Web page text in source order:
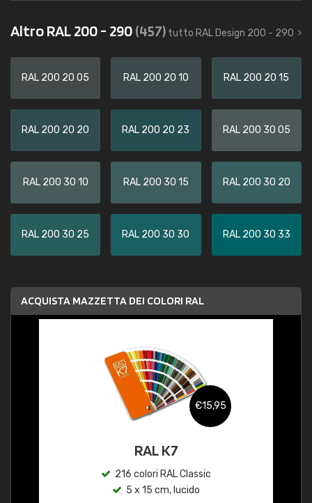
Altro RAL 200 - 290(457) tutto RAL Design 200 - 290
RAL 200 20 05 RAL 200 20 10 RAL 200 20 15
RAL 200 20 20 RAL 200 20 23 RAL 200 30 05
RAL 200 30 10 RAL 200 30 15 RAL 200 30 20
RAL 200 30 25 RAL 200 30 30 RAL 200 30 33
ACQUISTA MAZZETTA DEI COLORI RAL
€15,95
RAL K7
216 colori RAL Classic
5 x 15 cm, lucido